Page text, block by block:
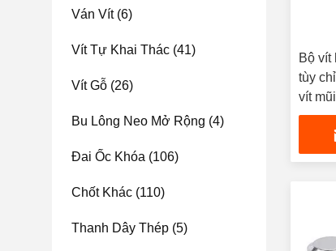
Ván Vít(6)
Vít Tự Khai Thác (41)
Vít Gỗ (26)
Bu Lông Neo Mở Rộng (4)
Đai Ốc Khóa (106)
Chốt Khác (110)
Thanh Dây Thép (5)
Bộ vít
tùy
vít